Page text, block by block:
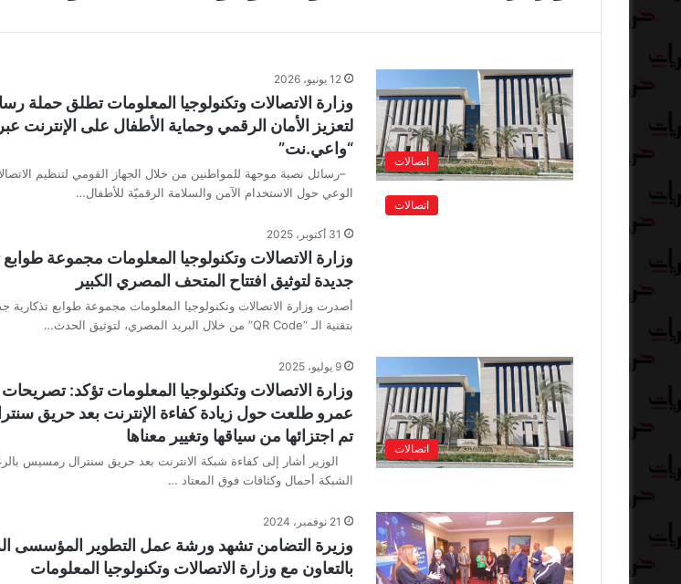
اتصالات
12 يونيو، 2026
وزارة الاتصالات وتكنولوجيا المعلومات تطلق حملة
لتعزيز الأمان الرقمي وحماية الأطفال على الإنترنت
“واعي.نت”
الوعي حول الاستخدام الآمن والسلامة الرقميّة للأطفال…
اتصالات
31 أكتوبر، 2025
وزارة الاتصالات وتكنولوجيا المعلومات مجموعة طوابع
جديدة لتوثيق افتتاح المتحف المصري الكبير
أصدرت وزارة الاتصالات وتكنولوجيا المعلومات مجموعة طوابع تذكارية
بتقنية الـ “QR Code” من خلال البريد المصري، لتوثيق الحدث…
اتصالات
9 يوليو، 2025
وزارة الاتصالات وتكنولوجيا المعلومات تؤكد: تصريحات
عمرو طلعت حول زيادة كفاءة الإنترنت بعد حريق
تم اجتزائها من سياقها وتغيير معناها
الوزير أشار إلى كفاءة شبكة الانترنت بعد حريق سنترال رمسيس
الشبكة أحمال وكثافات فوق المعتاد …
21 نوفمبر، 2024
وزيرة التضامن تشهد ورشة عمل التطوير المؤسسى
بالتعاون مع وزارة الاتصالات وتكنولوجيا المعلومات